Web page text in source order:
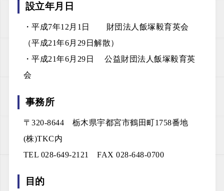
実績紹介
外国人留学生
海外留学支援奨学生
Web提出・選考結果
For International Students
お問合せ
情報公開
奨学金給付規程
設立年月日
・平成7年12月1日 財団法人飯塚毅育英会
（平成21年6月29日解散）
・平成21年6月29日 公益財団法人飯塚毅育英
会
事務所
〒320-8644 栃木県宇都宮市鶴田町1758番地
(株)TKC内
TEL 028-649-2121 FAX 028-648-0700
目的